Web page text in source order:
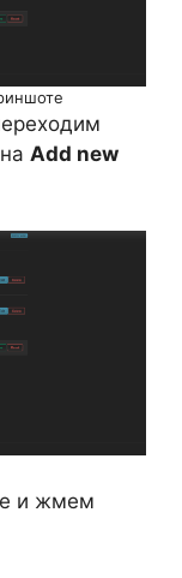
Add new
и жмем